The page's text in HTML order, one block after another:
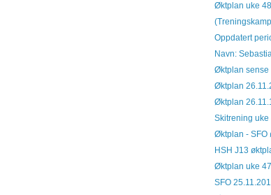
Øktplan uke 48
Oppdatert
Navn:
Øktplan sense
Øktplan
Øktplan
Skitrening uke
Øktplan - SFO
HSH J13
Øktplan uke
SFO